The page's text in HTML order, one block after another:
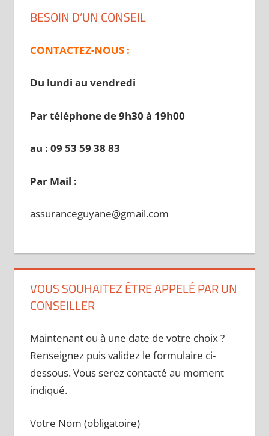
BESOIN D’UN CONSEIL
CONTACTEZ-NOUS :
Du lundi au vendredi
Par téléphone de 9h30 à 19h00
au : 09 53 59 38 83
Par Mail :
assuranceguyane@gmail.com
VOUS SOUHAITEZ ÊTRE APPELÉ PAR UN
CONSEILLER
Maintenant ou à une date de votre choix ?
Renseignez puis validez le formulaire ci-
dessous. Vous serez contacté au moment
indiqué.
Votre Nom (obligatoire)